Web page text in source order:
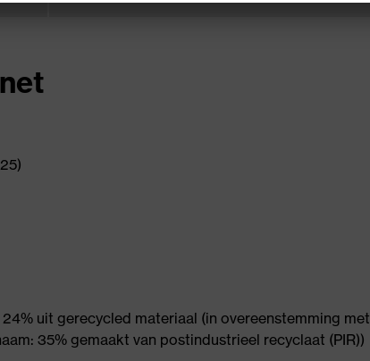
uit gerecycled materiaal (in overeenstemming met
35% gemaakt van postindustrieel recyclaat (PIR))